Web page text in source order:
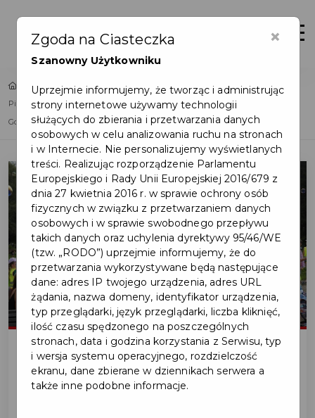
Zaloguj
Home
Lista aktualności
Piknik Czytelniczy – święto radości i wspólnej zabawy w Pruszczu
Gdańskim
2025-09-05
×
Zgoda na Ciasteczka
Szanowny Użytkowniku
Uprzejmie informujemy, że tworząc i administrując
strony internetowe używamy technologii
służących do zbierania i przetwarzania danych
osobowych w celu analizowania ruchu na stronach
i w Internecie. Nie personalizujemy wyświetlanych
treści. Realizując rozporządzenie Parlamentu
Europejskiego i Rady Unii Europejskiej 2016/679 z
dnia 27 kwietnia 2016 r. w sprawie ochrony osób
fizycznych w związku z przetwarzaniem danych
osobowych i w sprawie swobodnego przepływu
takich danych oraz uchylenia dyrektywy 95/46/WE
(tzw. „RODO”) uprzejmie informujemy, że do
przetwarzania wykorzystywane będą następujące
dane: adres IP twojego urządzenia, adres URL
żądania, nazwa domeny, identyfikator urządzenia,
typ przeglądarki, język przeglądarki, liczba kliknięć,
ilość czasu spędzonego na poszczególnych
stronach, data i godzina korzystania z Serwisu, typ
i wersja systemu operacyjnego, rozdzielczość
ekranu, dane zbierane w dziennikach serwera a
także inne podobne informacje.